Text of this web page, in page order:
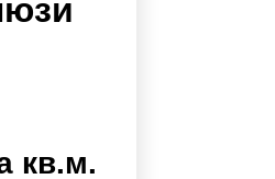
кв.м.